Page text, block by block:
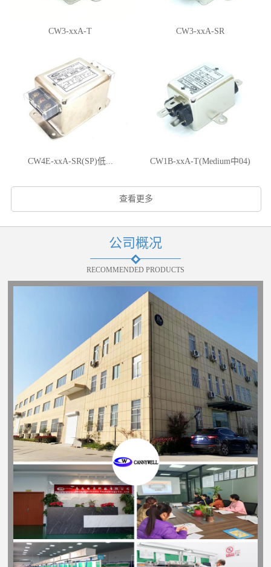
CW3-xxA-T CW3-xxA-SR
CW4E-xxA-SR(SP)低... CW1B-xxA-T(Medium中04)
查看更多
公司概况
RECOMMENDED PRODUCTS